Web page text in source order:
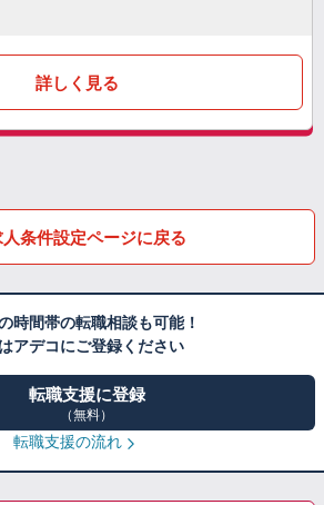
詳しく見る
人条件設定ページに戻る
時間帯の転職相談も可能！
アデコにご登録ください
転職支援に登録
（無料）
転職支援の流れ